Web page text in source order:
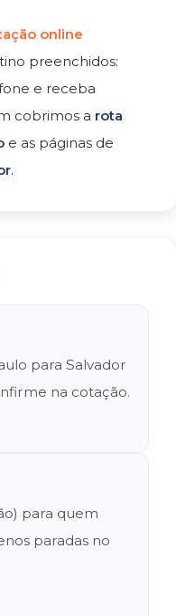
online
preenchidos:
e receba
cobrimos a rota
e as páginas de
.
para Salvador
na cotação.
para quem
paradas no